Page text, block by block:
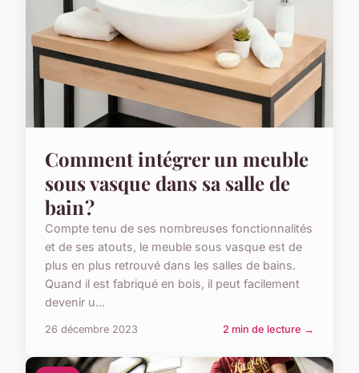
Comment intégrer un meuble
sous vasque dans sa salle de
bain ?
Compte tenu de ses nombreuses fonctionnalités
et de ses atouts, le meuble sous vasque est de
plus en plus retrouvé dans les salles de bains.
Quand il est fabriqué en bois, il peut facilement
devenir u...
26 décembre 2023 2 min de lecture →